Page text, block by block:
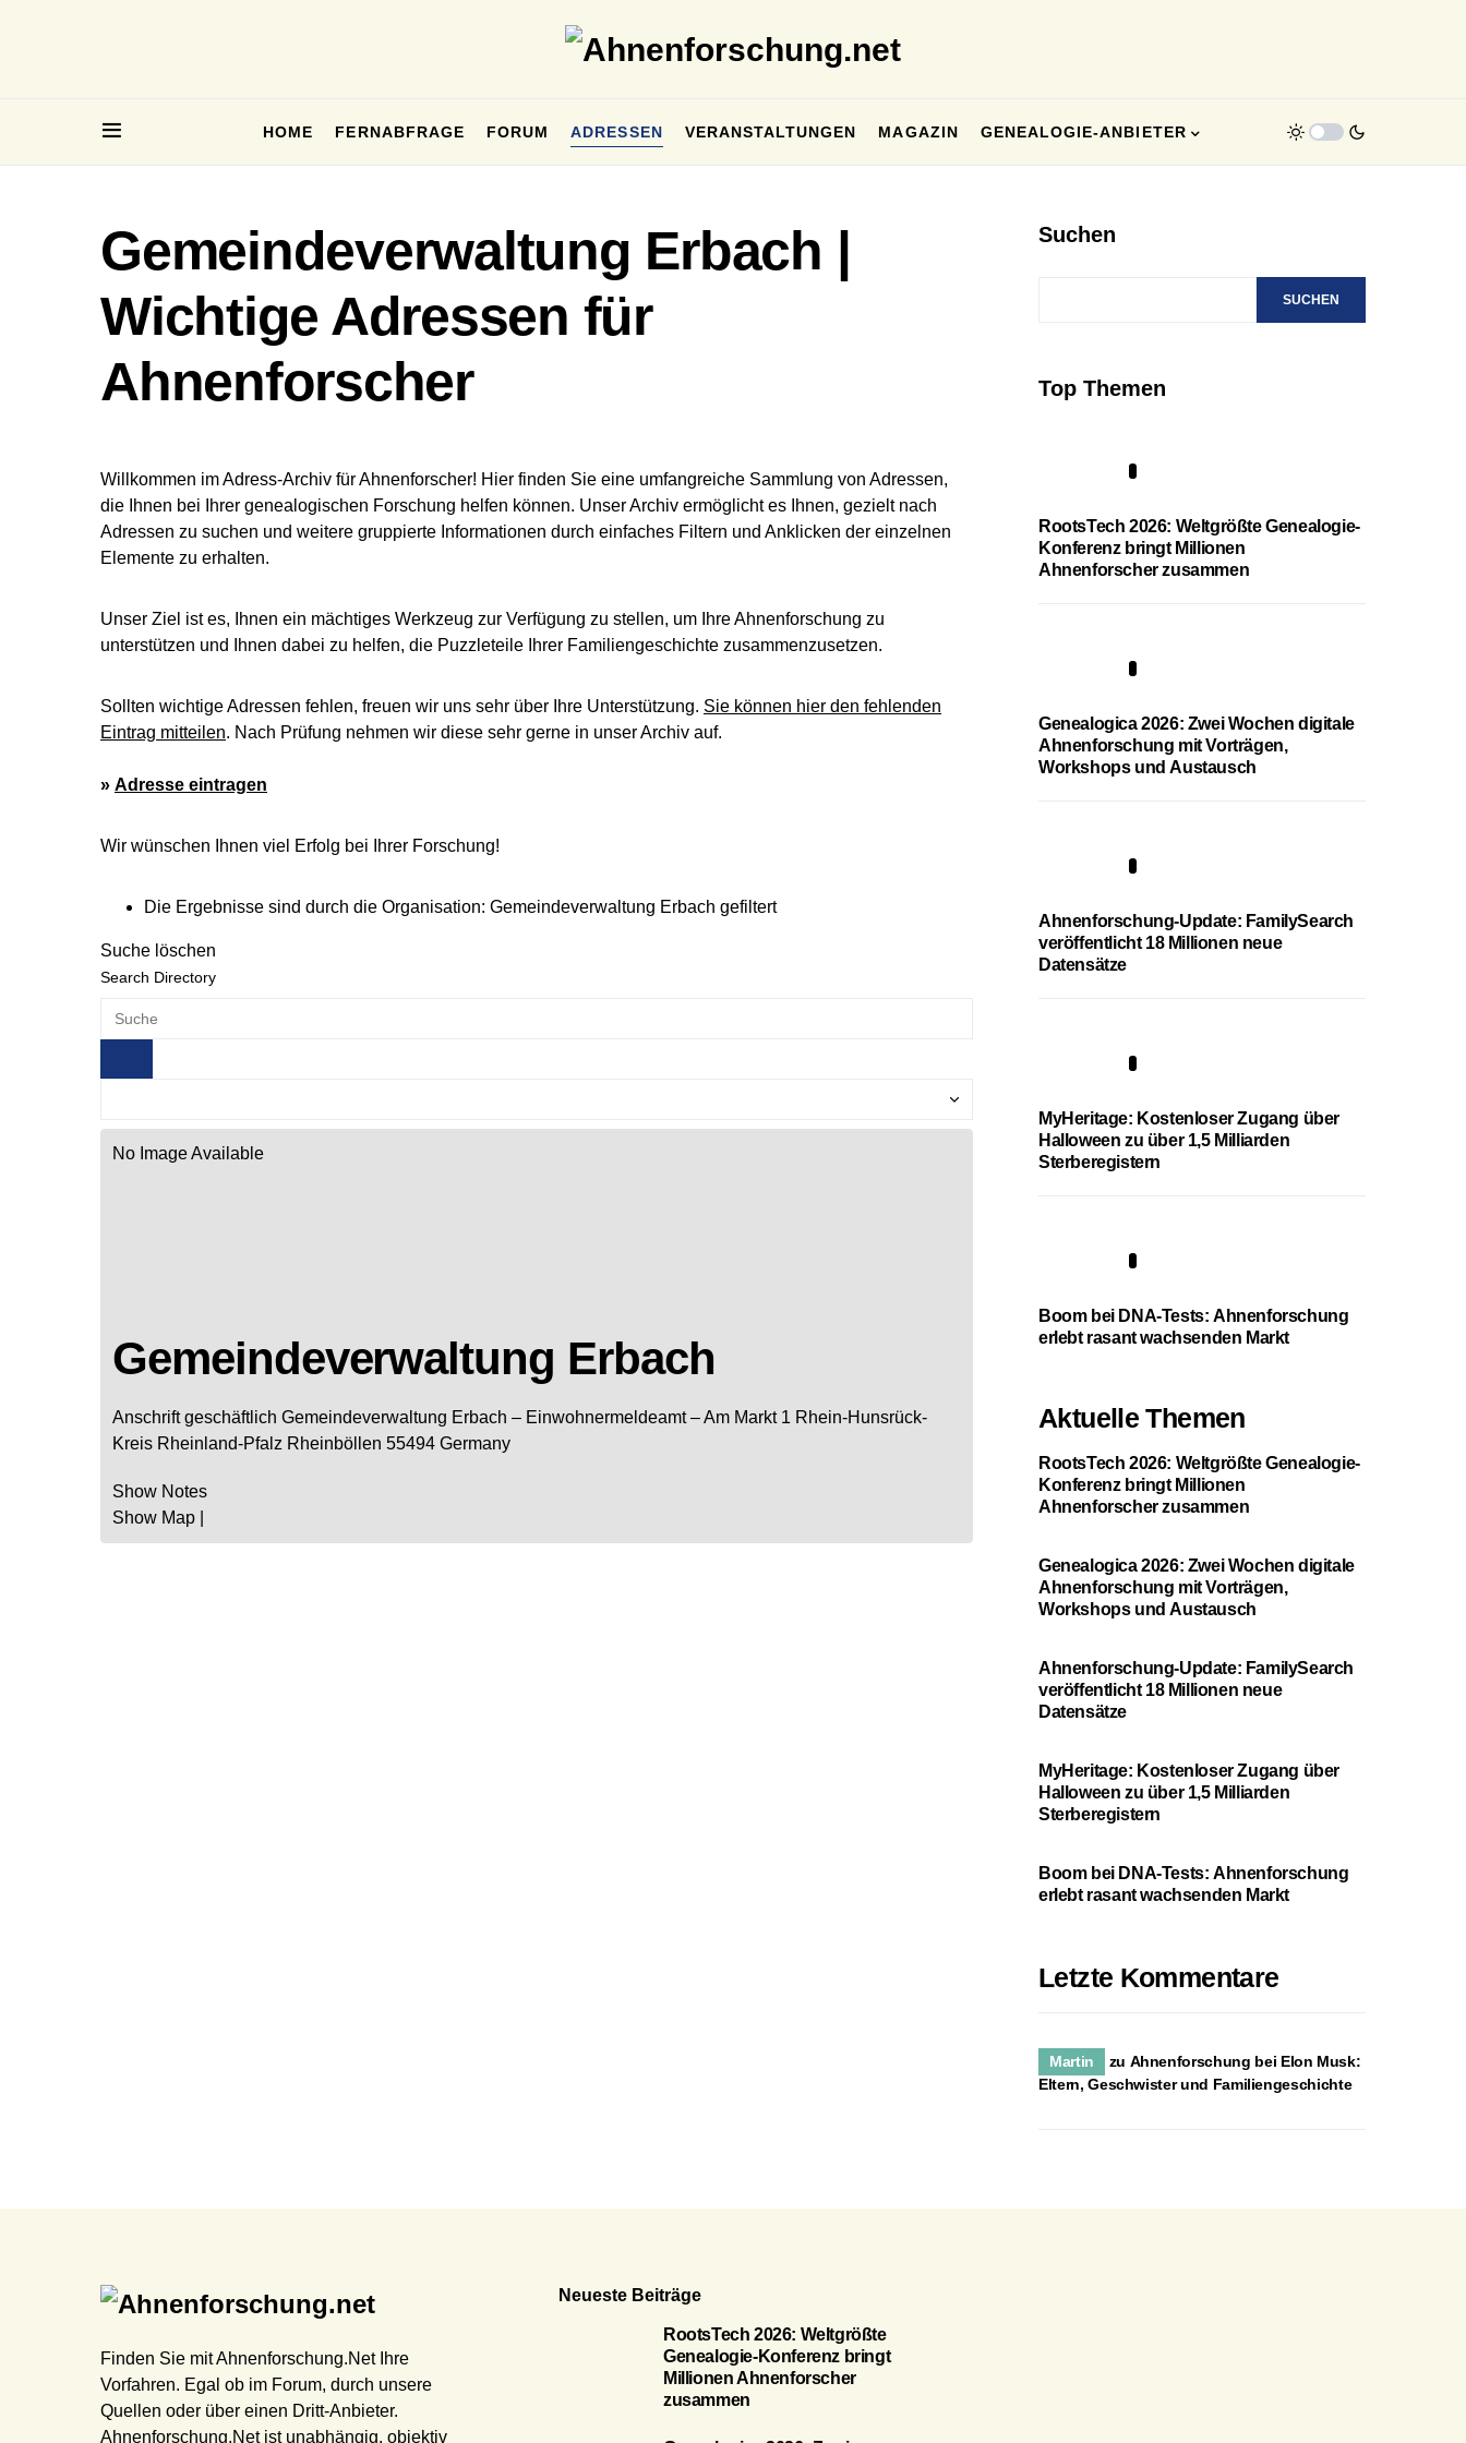
HOME FERNABFRAGE FORUM ADRESSEN VERANSTALTUNGEN MAGAZIN GENEALOGIE-ANBIETER
Gemeindeverwaltung Erbach |
Wichtige Adressen für
Ahnenforscher
Willkommen im Adress-Archiv für Ahnenforscher! Hier finden Sie eine umfangreiche Sammlung von Adressen,
die Ihnen bei Ihrer genealogischen Forschung helfen können. Unser Archiv ermöglicht es Ihnen, gezielt nach
Adressen zu suchen und weitere gruppierte Informationen durch einfaches Filtern und Anklicken der einzelnen
Elemente zu erhalten.
Unser Ziel ist es, Ihnen ein mächtiges Werkzeug zur Verfügung zu stellen, um Ihre Ahnenforschung zu
unterstützen und Ihnen dabei zu helfen, die Puzzleteile Ihrer Familiengeschichte zusammenzusetzen.
Sollten wichtige Adressen fehlen, freuen wir uns sehr über Ihre Unterstützung. Sie können hier den fehlenden
Eintrag mitteilen. Nach Prüfung nehmen wir diese sehr gerne in unser Archiv auf.
» Adresse eintragen
Wir wünschen Ihnen viel Erfolg bei Ihrer Forschung!
Die Ergebnisse sind durch die Organisation: Gemeindeverwaltung Erbach gefiltert
Suche löschen
Search Directory
No Image Available
Gemeindeverwaltung Erbach
Anschrift geschäftlich Gemeindeverwaltung Erbach – Einwohnermeldeamt –Am Markt 1 Rhein-Hunsrück-
Kreis Rheinland-Pfalz Rheinböllen 55494 Germany
Show Notes
Show Map
Suchen
SUCHEN
Top Themen
RootsTech 2026: Weltgrößte Genealogie-
Konferenz bringt Millionen
Ahnenforscher zusammen
Genealogica 2026: Zwei Wochen digitale
Ahnenforschung mit Vorträgen,
Workshops und Austausch
Ahnenforschung-Update: FamilySearch
veröffentlicht 18 Millionen neue
Datensätze
MyHeritage: Kostenloser Zugang über
Halloween zu über 1,5 Milliarden
Sterberegistern
Boom bei DNA-Tests: Ahnenforschung
erlebt rasant wachsenden Markt
Aktuelle Themen
RootsTech 2026: Weltgrößte Genealogie-
Konferenz bringt Millionen
Ahnenforscher zusammen
Genealogica 2026: Zwei Wochen digitale
Ahnenforschung mit Vorträgen,
Workshops und Austausch
Ahnenforschung-Update: FamilySearch
veröffentlicht 18 Millionen neue
Datensätze
MyHeritage: Kostenloser Zugang über
Halloween zu über 1,5 Milliarden
Sterberegistern
Boom bei DNA-Tests: Ahnenforschung
erlebt rasant wachsenden Markt
Letzte Kommentare
Martin zu Ahnenforschung bei Elon Musk:
Eltern, Geschwister und Familiengeschichte
Finden Sie mit Ahnenforschung.Net Ihre
Vorfahren. Egal ob im Forum, durch unsere
Quellen oder über einen Dritt-Anbieter.
Ahnenforschung.Net ist unabhängig, objektiv
Neueste Beiträge
RootsTech 2026: Weltgrößte
Genealogie-Konferenz bringt
Millionen Ahnenforscher
zusammen